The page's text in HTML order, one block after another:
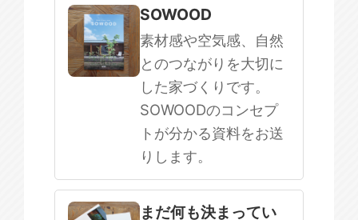
SOWOOD
素材感や空気感、自然
とのつながりを大切に
した家づくりです。
SOWOODのコンセプ
トが分かる資料をお送
りします。
まだ何も決まってい